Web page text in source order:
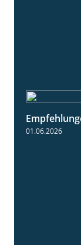
01.06.2026